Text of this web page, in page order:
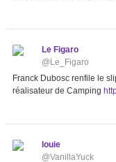
Le Figaro
@Le_Figaro
Franck Dubosc renfile le
réalisateur de Camping
louie
@VanillaYuck